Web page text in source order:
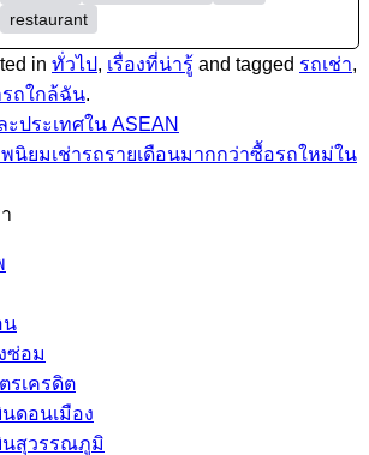
restaurant
in ทั่วไป, เรื่องที่น่ารู้ and tagged รถเช่า,
รถใกล้ฉัน.
ประเทศใน ASEAN
นิยมเช่ารถรายเดือนมากกว่าซื้อรถใหม่ใน
น
ซ่อม
รเครดิต
ดอนเมือง
นสุวรรณภูมิ